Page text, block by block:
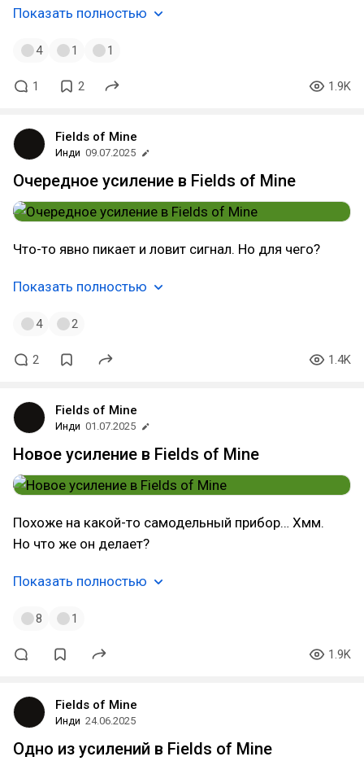
Показать полностью
4 1 1
1 2 1.9K
Fields of Mine
Инди 09.07.2025
Очередное усиление в Fields of Mine
Что-то явно пикает и ловит сигнал. Но для чего?
Показать полностью
4 2
2 1.4K
Fields of Mine
Инди 01.07.2025
Новое усиление в Fields of Mine
Похоже на какой-то самодельный прибор… Хмм.
Но что же он делает?
Показать полностью
8 1
1.9K
Fields of Mine
Инди 24.06.2025
Одно из усилений в Fields of Mine